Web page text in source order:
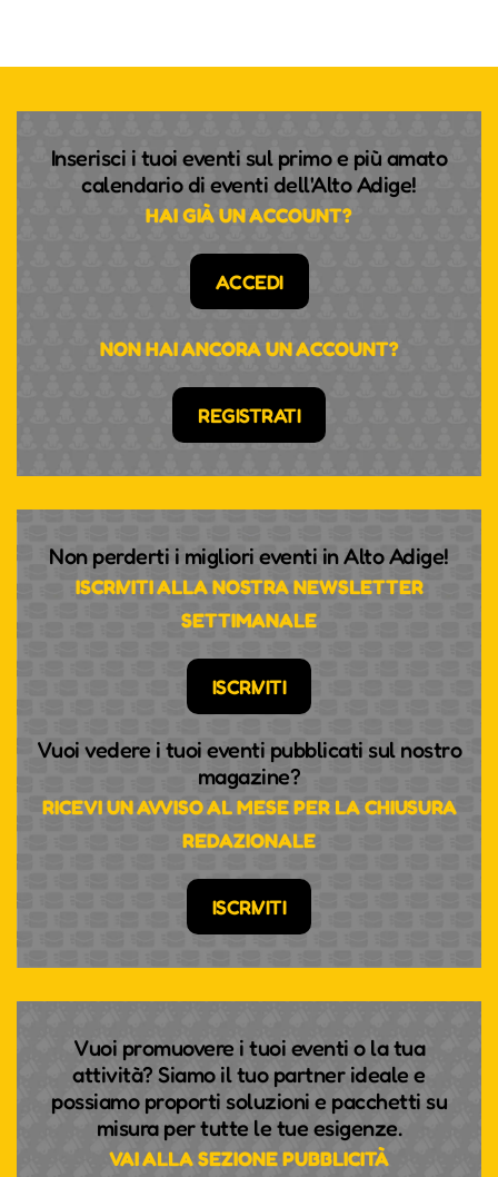
Inserisci i tuoi eventi sul primo e più amato
calendario di eventi dell'Alto Adige!
HAI GIÀ UN ACCOUNT?
ACCEDI
NON HAI ANCORA UN ACCOUNT?
REGISTRATI
Non perderti i migliori eventi in Alto Adige!
ISCRIVITI ALLA NOSTRA NEWSLETTER
SETTIMANALE
ISCRIVITI
Vuoi vedere i tuoi eventi pubblicati sul nostro
magazine?
RICEVI UN AVVISO AL MESE PER LA CHIUSURA
REDAZIONALE
ISCRIVITI
Vuoi promuovere i tuoi eventi o la tua
attività? Siamo il tuo partner ideale e
possiamo proporti soluzioni e pacchetti su
misura per tutte le tue esigenze.
VAI ALLA SEZIONE PUBBLICITÀ